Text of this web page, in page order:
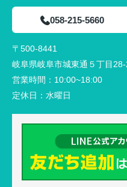
058-215-5660
〒500-8441
岐阜県岐阜市城東通５丁目28-
営業時間： 10:00~18:00
定休日： 水曜日